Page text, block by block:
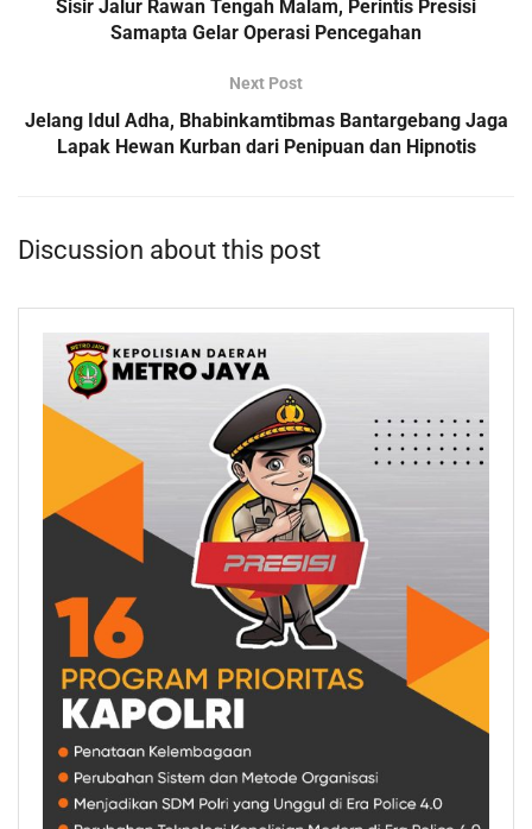
Sisir Jalur Rawan Tengah Malam, Perintis Presisi
Samapta Gelar Operasi Pencegahan
Next Post
Jelang Idul Adha, Bhabinkamtibmas Bantargebang Jaga
Lapak Hewan Kurban dari Penipuan dan Hipnotis
Discussion about this post